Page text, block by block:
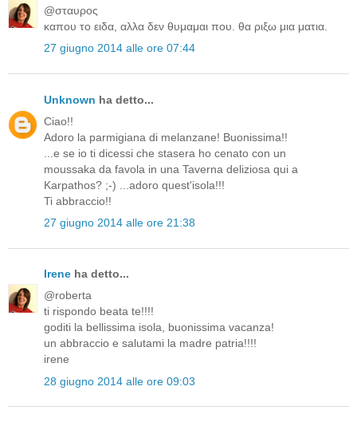
@σταυρος
καπου το ειδα, αλλα δεν θυμαμαι που. θα ριξω μια ματια.
27 giugno 2014 alle ore 07:44
Unknown ha detto...
Ciao!!
Adoro la parmigiana di melanzane! Buonissima!!
...e se io ti dicessi che stasera ho cenato con un
moussaka da favola in una Taverna deliziosa qui a
Karpathos? ;-) ...adoro quest'isola!!!
Ti abbraccio!!
27 giugno 2014 alle ore 21:38
Irene ha detto...
@roberta
ti rispondo beata te!!!!
goditi la bellissima isola, buonissima vacanza!
un abbraccio e salutami la madre patria!!!!
irene
28 giugno 2014 alle ore 09:03